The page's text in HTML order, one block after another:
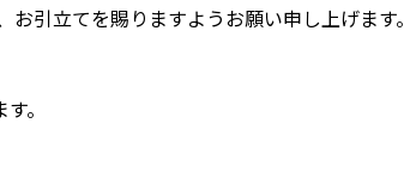
引立てを賜りますようお願い申し上げます。
。